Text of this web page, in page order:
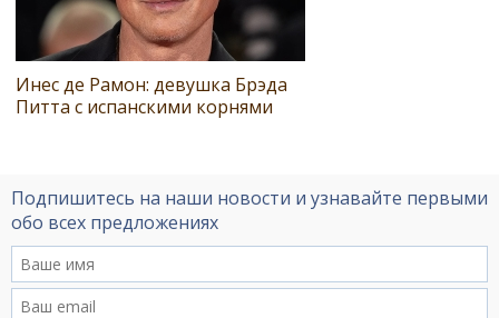
Инес де Рамон: девушка Брэда
Питта с испанскими корнями
Подпишитесь на наши новости и узнавайте первыми
обо всех предложениях